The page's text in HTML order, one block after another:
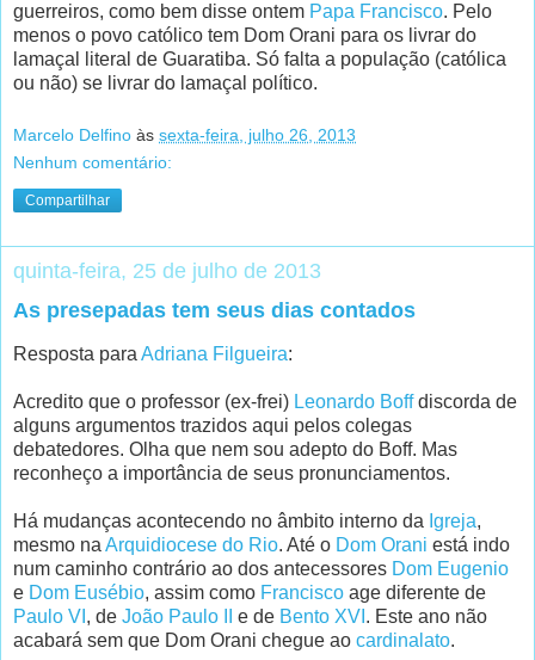
guerreiros, como bem disse ontem Papa Francisco. Pelo
menos o povo católico tem Dom Orani para os livrar do
lamaçal literal de Guaratiba. Só falta a população (católica
ou não) se livrar do lamaçal político.
Marcelo Delfino às sexta-feira, julho 26, 2013
Nenhum comentário:
Compartilhar
quinta-feira, 25 de julho de 2013
As presepadas tem seus dias contados
Resposta paraAdriana Filgueira:
Acredito que o professor (ex-frei) Leonardo Boffdiscorda de
alguns argumentos trazidos aqui pelos colegas
debatedores. Olha que nem sou adepto do Boff. Mas
reconheço a importância de seus pronunciamentos.
Há mudanças acontecendo no âmbito interno da Igreja,
mesmo naArquidiocese do Rio. Até o Dom Orani está indo
num caminho contrário ao dos antecessores Dom Eugenio
e Dom Eusébio, assim como Francisco age diferente de
Paulo VI , de João Paulo II e de Bento XVI . Este ano não
acabará sem que Dom Orani chegue ao cardinalato.